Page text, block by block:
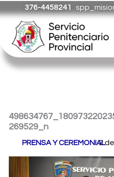
al
contenido
376-4458241
269529_n
PRENSA Y CEREMONIAL/
2